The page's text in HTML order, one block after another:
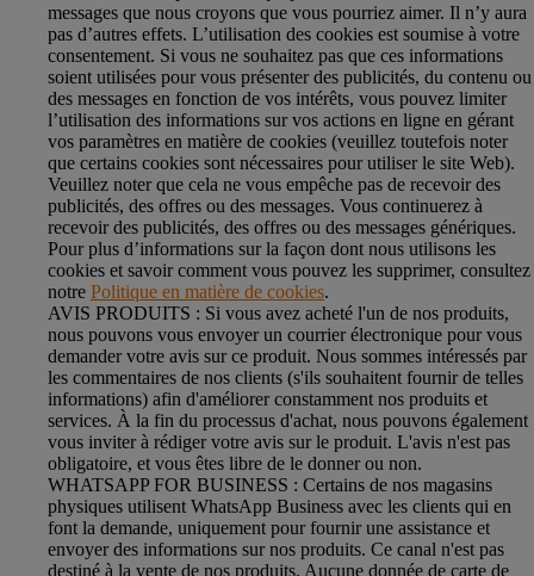
messages que nous croyons que vous pourriez aimer. Il n’y aura
pas d’autres effets. L’utilisation des cookies est soumise à votre
consentement. Si vous ne souhaitez pas que ces informations
soient utilisées pour vous présenter des publicités, du contenu ou
des messages en fonction de vos intérêts, vous pouvez limiter
l’utilisation des informations sur vos actions en ligne en gérant
vos paramètres en matière de cookies (veuillez toutefois noter
que certains cookies sont nécessaires pour utiliser le site Web).
Veuillez noter que cela ne vous empêche pas de recevoir des
publicités, des offres ou des messages. Vous continuerez à
recevoir des publicités, des offres ou des messages génériques.
Pour plus d’informations sur la façon dont nous utilisons les
cookies et savoir comment vous pouvez les supprimer, consultez
notre Politique en matière de cookies.
AVIS PRODUITS : Si vous avez acheté l'un de nos produits,
nous pouvons vous envoyer un courrier électronique pour vous
demander votre avis sur ce produit. Nous sommes intéressés par
les commentaires de nos clients (s'ils souhaitent fournir de telles
informations) afin d'améliorer constamment nos produits et
services. À la fin du processus d'achat, nous pouvons également
vous inviter à rédiger votre avis sur le produit. L'avis n'est pas
obligatoire, et vous êtes libre de le donner ou non.
WHATSAPP FOR BUSINESS : Certains de nos magasins
physiques utilisent WhatsApp Business avec les clients qui en
font la demande, uniquement pour fournir une assistance et
envoyer des informations sur nos produits. Ce canal n'est pas
destiné à la vente de nos produits. Aucune donnée de carte de